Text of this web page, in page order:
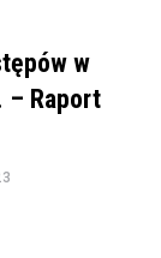
w
– Raport